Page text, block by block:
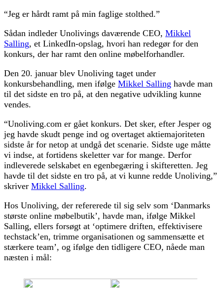
“Jeg er hårdt ramt på min faglige stolthed.”
Sådan indleder Unolivings daværende CEO, Mikkel
Salling, et LinkedIn-opslag, hvori han redegør for den
konkurs, der har ramt den online møbelforhandler.
Den 20. januar blev Unoliving taget under
konkursbehandling, men ifølge Mikkel Salling havde man
til det sidste en tro på, at den negative udvikling kunne
vendes.
“Unoliving.com er gået konkurs. Det sker, efter Jesper og
jeg havde skudt penge ind og overtaget aktiemajoriteten
sidste år for netop at undgå det scenarie. Sidste uge måtte
vi indse, at fortidens skeletter var for mange. Derfor
indleverede selskabet en egenbegæring i skifteretten. Jeg
havde til det sidste en tro på, at vi kunne redde Unoliving,”
skriver Mikkel Salling.
Hos Unoliving, der refererede til sig selv som ‘Danmarks
største online møbelbutik’, havde man, ifølge Mikkel
Salling, ellers forsøgt at ‘optimere driften, effektivisere
techstack’en, trimme organisationen og sammensætte et
stærkere team’, og ifølge den tidligere CEO, nåede man
næsten i mål: